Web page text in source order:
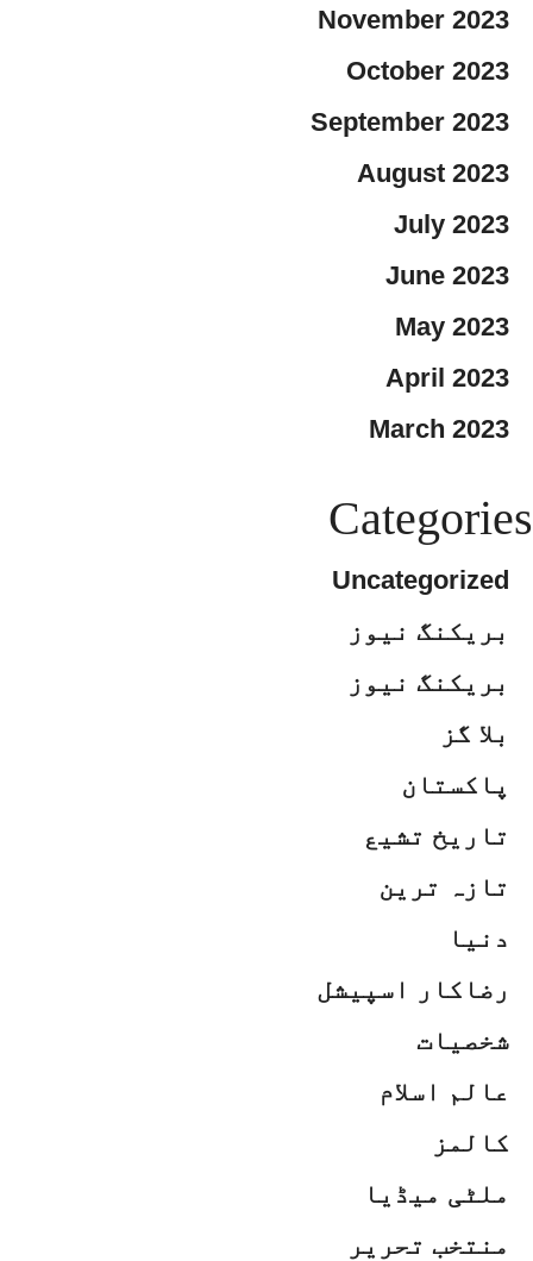
November 2023
October 2023
September 2023
August 2023
July 2023
June 2023
May 2023
April 2023
March 2023
Categories
Uncategorized
بریکنگ نیوز
بریکنگ نیوز
بلا گز
پاکستان
تاریخ تشیع
تازہ ترین
دنیا
رضاکار اسپیشل
شخصیات
عالم اسلام
کالمز
ملٹی میڈیا
منتخب تحریر